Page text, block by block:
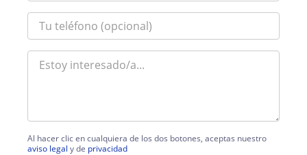
Al hacer clic en cualquiera de los dos botones, aceptas nuestro
aviso legal y de privacidad